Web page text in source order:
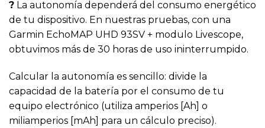
? La autonomía dependerá del consumo energético
de tu dispositivo. En nuestras pruebas, con una
Garmin EchoMAP UHD 93SV + modulo Livescope,
obtuvimos más de 30 horas de uso ininterrumpido.
Calcular la autonomía es sencillo: divide la
capacidad de la batería por el consumo de tu
equipo electrónico (utiliza amperios [Ah] o
miliamperios [mAh] para un cálculo preciso).